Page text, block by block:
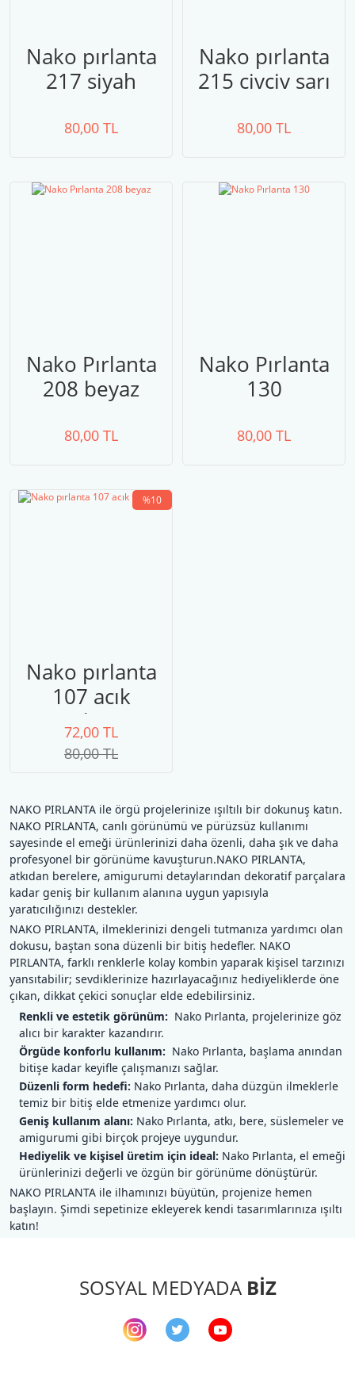
Nako pırlanta
217 siyah
80,00 TL
Nako pırlanta
215 civciv sarı
80,00 TL
Nako Pırlanta
208 beyaz
80,00 TL
Nako Pırlanta
130
80,00 TL
%10
Nako pırlanta
107 acık
turkuaz
72,00 TL
80,00 TL
NAKO PIRLANTA ile örgü projelerinize ışıltılı bir dokunuş katın.
NAKO PIRLANTA, canlı görünümü ve pürüzsüz kullanımı
sayesinde el emeği ürünlerinizi daha özenli, daha şık ve daha
profesyonel bir görünüme kavuşturun.NAKO PIRLANTA,
atkıdan berelere, amigurumi detaylarından dekoratif parçalara
kadar geniş bir kullanım alanına uygun yapısıyla
yaratıcılığınızı destekler.
NAKO PIRLANTA, ilmeklerinizi dengeli tutmanıza yardımcı olan
dokusu, baştan sona düzenli bir bitiş hedefler. NAKO
PIRLANTA, farklı renklerle kolay kombin yaparak kişisel tarzınızı
yansıtabilir; sevdiklerinize hazırlayacağınız hediyeliklerde öne
çıkan, dikkat çekici sonuçlar elde edebilirsiniz.
Renkli ve estetik görünüm: Nako Pırlanta, projelerinize göz
alıcı bir karakter kazandırır.
Örgüde konforlu kullanım: Nako Pırlanta, başlama anından
bitişe kadar keyifle çalışmanızı sağlar.
Düzenli form hedefi: Nako Pırlanta, daha düzgün ilmeklerle
temiz bir bitiş elde etmenize yardımcı olur.
Geniş kullanım alanı: Nako Pırlanta, atkı, bere, süslemeler ve
amigurumi gibi birçok projeye uygundur.
Hediyelik ve kişisel üretim için ideal: Nako Pırlanta, el emeği
ürünlerinizi değerli ve özgün bir görünüme dönüştürür.
NAKO PIRLANTA ile ilhamınızı büyütün, projenize hemen
başlayın. Şimdi sepetinize ekleyerek kendi tasarımlarınıza ışıltı
katın!
SOSYAL MEDYADA BİZ